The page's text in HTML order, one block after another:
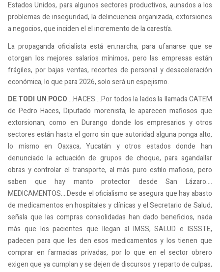
Estados Unidos, para algunos sectores productivos, aunados a los
problemas de inseguridad, la delincuencia organizada, extorsiones
a negocios, que inciden el el incremento de la carestía.
La propaganda oficialista está en.narcha, para ufanarse que se
otorgan los mejores salarios mínimos, pero las empresas están
frágiles, por bajas ventas, recortes de personal y desaceleración
económica, lo que para 2026, solo será un espejismo.
DE TODI UN POCO....HACES....Por todos la lados la llamada CATEM
de Pedro Haces, Diputado morenista, le aparecen mafiosos que
extorsionan, como en Durango donde los empresarios y otros
sectores están hasta el gorro sin que autoridad alguna ponga alto,
lo mismo en Oaxaca, Yucatán y otros estados donde han
denunciado la actuación de grupos de choque, para agandallar
obras y controlar el transporte, al más puro estilo mafioso, pero
saben que hay manto protector desde San Lázaro....
MEDICAMENTOS....Desde el oficialismo se asegura que hay abasto
de medicamentos en hospitales y clínicas y el Secretario de Salud,
señala que las compras consolidadas han dado beneficios, nada
más que los pacientes que llegan al IMSS, SALUD e ISSSTE,
padecen para que les den esos medicamentos y los tienen que
comprar en farmacias privadas, por lo que en el sector obrero
exigen que ya cumplan y se dejen de discursos y reparto de culpas,